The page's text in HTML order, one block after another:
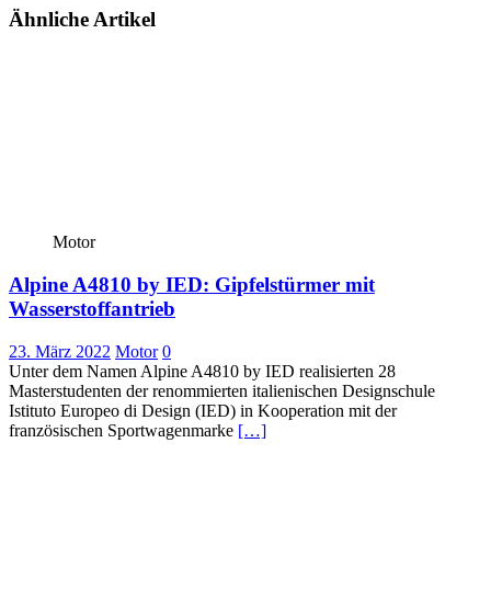
Ähnliche Artikel
Motor
Alpine A4810 by IED: Gipfelstürmer mit
Wasserstoffantrieb
23. März 2022 Motor 0
Unter dem Namen Alpine A4810 by IED realisierten 28
Masterstudenten der renommierten italienischen Designschule
Istituto Europeo di Design (IED) in Kooperation mit der
französischen Sportwagenmarke […]